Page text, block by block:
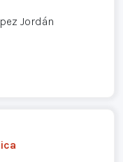
Jordán